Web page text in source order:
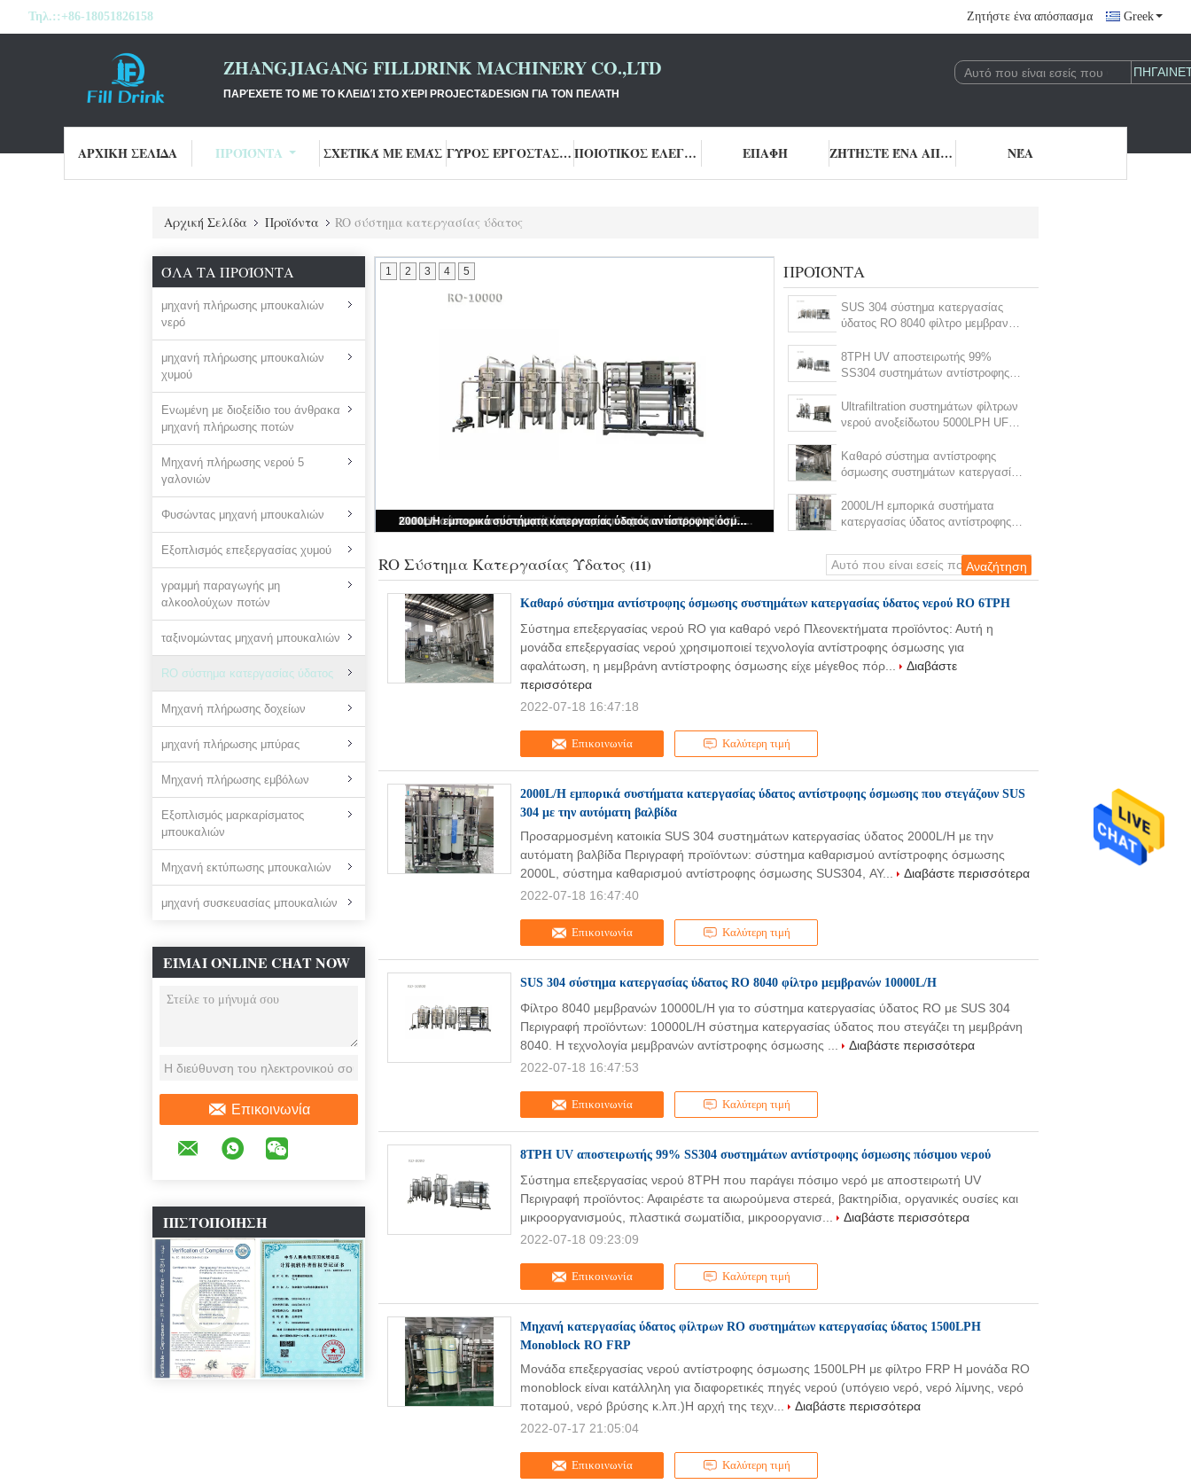
Τηλ.:: +86-18051826158 Ζητήστε ένα απόσπασμα Greek
ZHANGJIAGANG FILLDRINK MACHINERY CO.,LTD
ΠΑΡΈΧΕΤΕ ΤΟ ΜΕ ΤΟ ΚΛΕΙΔΊ ΣΤΟ ΧΈΡΙ PROJECT&DESIGN ΓΙΑ ΤΟΝ ΠΕΛΆΤΗ
ΑΡΧΙΚΉ ΣΕΛΊΔΑ ΠΡΟΪΌΝΤΑ ΣΧΕΤΙΚΆ ΜΕ ΕΜΆΣ ΓΎΡΟΣ ΕΡΓΟΣΤΑΣΊΩΝ ΠΟΙΟΤΙΚΌΣ ΈΛΕΓΧΟΣ ΕΠΑΦΉ ΖΗΤΉΣΤΕ ΈΝΑ ΑΠΌΣΠΑΣΜΑ ΝΈΑ
Αρχική Σελίδα Προϊόντα RO σύστημα κατεργασίας ύδατος
ΌΛΑ ΤΑ ΠΡΟΪΌΝΤΑ
μηχανή πλήρωσης μπουκαλιών
νερό
μηχανή πλήρωσης μπουκαλιών
χυμού
Ενωμένη με διοξείδιο του άνθρακα
μηχανή πλήρωσης ποτών
Μηχανή πλήρωσης νερού 5
γαλονιών
Φυσώντας μηχανή μπουκαλιών
Εξοπλισμός επεξεργασίας χυμού
γραμμή παραγωγής μη
αλκοολούχων ποτών
ταξινομώντας μηχανή μπουκαλιών
RO σύστημα κατεργασίας ύδατος
Μηχανή πλήρωσης δοχείων
μηχανή πλήρωσης μπύρας
Μηχανή πλήρωσης εμβόλων
Εξοπλισμός μαρκαρίσματος
μπουκαλιών
Μηχανή εκτύπωσης μπουκαλιών
μηχανή συσκευασίας μπουκαλιών
ΕΊΜΑΙ ONLINE CHAT NOW
Επικοινωνία
ΠΙΣΤΟΠΟΊΗΣΗ
SUS 304 σύστημα κατεργασίας ύδατος RO 8040 φίλτρο μεμβρανών 10000L/H
1 2 3 4 5 ΠΡΟΪΌΝΤΑ
SUS 304 σύστημα κατεργασίας
ύδατος RO 8040 φίλτρο μεμβρανών
8TPH UV αποστειρωτής 99%
SS304 συστημάτων αντίστροφης
Ultrafiltration συστημάτων φίλτρων
νερού ανοξείδωτου 5000LPH UF
DOW RO κατανάλωσης
Καθαρό σύστημα αντίστροφης
όσμωσης συστημάτων κατεργασίας
2000L/H εμπορικά συστήματα
κατεργασίας ύδατος αντίστροφης
με την αυτόματη βαλβίδα
RO Σύστημα Κατεργασίας Ύδατος (11)
Καθαρό σύστημα αντίστροφης όσμωσης συστημάτων κατεργασίας ύδατος νερού RO 6TPH
Επικοινωνία Καλύτερη τιμή
Σύστημα επεξεργασίας νερού RO για καθαρό νερό Πλεονεκτήματα προϊόντος: Αυτή η
μονάδα επεξεργασίας νερού χρησιμοποιεί τεχνολογία αντίστροφης όσμωσης για
αφαλάτωση, η μεμβράνη αντίστροφης όσμωσης είχε μέγεθος πόρ...
Διαβάστε
περισσότερα
2022-07-18 16:47:18
2000L/H εμπορικά συστήματα κατεργασίας ύδατος αντίστροφης όσμωσης που στεγάζουν SUS
304 με την αυτόματη βαλβίδα
Επικοινωνία Καλύτερη τιμή
Προσαρμοσμένη κατοικία SUS 304 συστημάτων κατεργασίας ύδατος 2000L/H με την
αυτόματη βαλβίδα Περιγραφή προϊόντων: σύστημα καθαρισμού αντίστροφης όσμωσης
2000L, σύστημα καθαρισμού αντίστροφης όσμωσης SUS304, ΑΥ...
Διαβάστε περισσότερα
2022-07-18 16:47:40
SUS 304 σύστημα κατεργασίας ύδατος RO 8040 φίλτρο μεμβρανών 10000L/H
Επικοινωνία Καλύτερη τιμή
Φίλτρο 8040 μεμβρανών 10000L/H για το σύστημα κατεργασίας ύδατος RO με SUS 304
Περιγραφή προϊόντων: 10000L/H σύστημα κατεργασίας ύδατος που στεγάζει τη μεμβράνη
8040. Η τεχνολογία μεμβρανών αντίστροφης όσμωσης ...
Διαβάστε περισσότερα
2022-07-18 16:47:53
8TPH UV αποστειρωτής 99% SS304 συστημάτων αντίστροφης όσμωσης πόσιμου νερού
Επικοινωνία Καλύτερη τιμή
Σύστημα επεξεργασίας νερού 8TPH που παράγει πόσιμο νερό με αποστειρωτή UV
Περιγραφή προϊόντος: Αφαιρέστε τα αιωρούμενα στερεά, βακτηρίδια, οργανικές ουσίες και
μικροοργανισμούς, πλαστικά σωματίδια, μικροοργανισ...
Διαβάστε περισσότερα
2022-07-18 09:23:09
Μηχανή κατεργασίας ύδατος φίλτρων RO συστημάτων κατεργασίας ύδατος 1500LPH
Monoblock RO FRP
Επικοινωνία Καλύτερη τιμή
Μονάδα επεξεργασίας νερού αντίστροφης όσμωσης 1500LPH με φίλτρο FRP Η μονάδα RO
monoblock είναι κατάλληλη για διαφορετικές πηγές νερού (υπόγειο νερό, νερό λίμνης, νερό
ποταμού, νερό βρύσης κ.λπ.)Η αρχή της τεχν...
Διαβάστε περισσότερα
2022-07-17 21:05:04